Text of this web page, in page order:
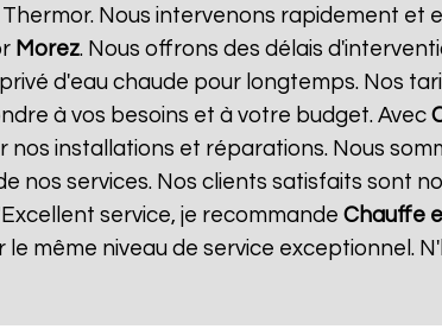
Nous intervenons rapidement et
Morez. Nous offrons des délais
d'eau chaude pour longtemps. Nos
à vos besoins et à votre budget. Avec
nos installations et réparations. Nous
nos services. Nos clients satisfaits sont
service, je recommande Chauffe
le même niveau de service exceptionnel.